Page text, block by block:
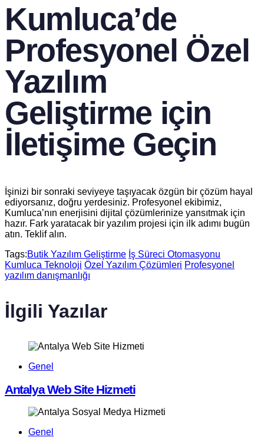
Kumluca’de
Profesyonel Özel
Yazılım
Geliştirme için
İletişime Geçin
İşinizi bir sonraki seviyeye taşıyacak özgün bir çözüm hayal
ediyorsanız, doğru yerdesiniz. Profesyonel ekibimiz,
Kumluca’nın enerjisini dijital çözümlerinize yansıtmak için
hazır. Fark yaratacak bir yazılım projesi için ilk adımı bugün
atın. Teklif alın.
Tags:Butik Yazılım Geliştirme İş Süreci Otomasyonu
Kumluca Teknoloji Özel Yazılım Çözümleri Profesyonel
yazılım danışmanlığı
İlgili Yazılar
Genel
Antalya Web Site Hizmeti
Genel